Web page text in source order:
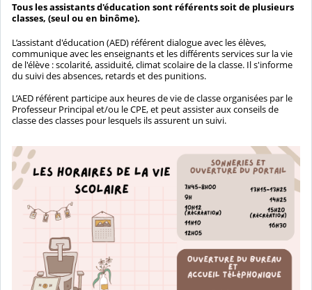
Tous les assistants d'éducation sont référents soit de plusieurs
classes, (seul ou en binôme).
L’assistant d'éducation (AED) référent dialogue avec les élèves,
communique avec les enseignants et les différents services sur la vie
de l'élève : scolarité, assiduité, climat scolaire de la classe. Il s'informe
du suivi des absences, retards et des punitions.
L’AED référent participe aux heures de vie de classe organisées par le
Professeur Principal et/ou le CPE, et peut assister aux conseils de
classe des classes pour lesquels ils assurent un suivi.